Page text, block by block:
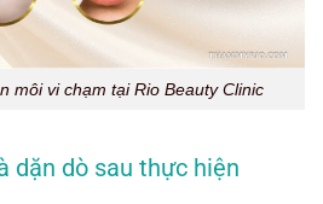
môi vi chạm tại Rio Beauty Clinic
dặn dò sau thực hiện